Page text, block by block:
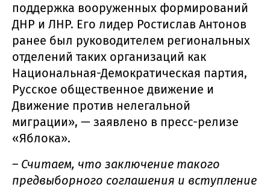
поддержка вооруженных формирований
ДНР и ЛНР. Его лидер Ростислав Антонов
ранее был руководителем региональных
отделений таких организаций как
Национальная-Демократическая партия,
Русское общественное движение и
Движение против нелегальной
миграции», — заявлено в пресс-релизе
«Яблока».
– Считаем, что заключение такого
предвыборного соглашения и вступление